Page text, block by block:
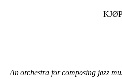
An orchestra for composing jazz